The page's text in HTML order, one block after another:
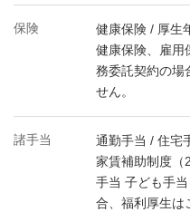
保険
健康保険 / 厚生
健康保険、雇
務委託契約の場
せん。
諸手当
通勤手当 / 住宅
家賃補助制度（
手当 子ども手
合、福利厚生は